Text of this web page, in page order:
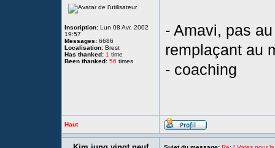
Inscription: Lun 08 Avr, 2002
19:57
Messages: 6686
Localisation: Brest
Has thanked: 1 time
Been thanked: 56 times
- Amavi, pas
remplaçant au
- coaching
Haut